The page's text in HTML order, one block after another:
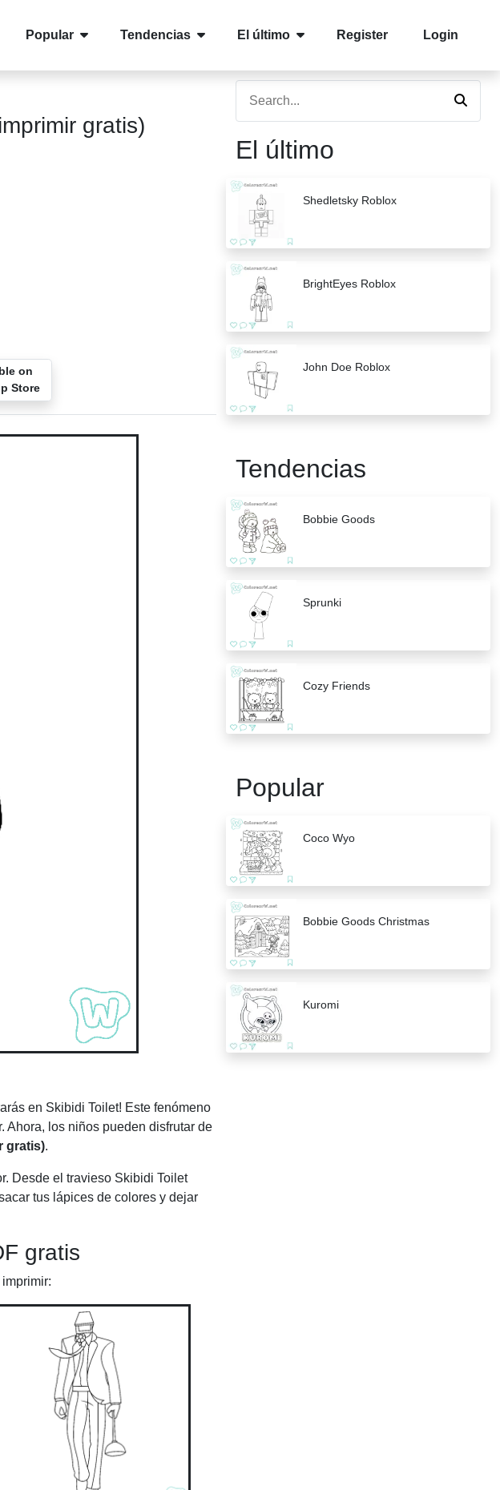
Popular Tendencias El último Register Login
gratis)
on
Store
en Skibidi Toilet! Este fenómeno
Ahora, los niños pueden disfrutar de
gratis).
Desde el travieso Skibidi Toilet
tus lápices de colores y dejar
gratis
El último
Shedletsky Roblox
BrightEyes Roblox
John Doe Roblox
Tendencias
Bobbie Goods
Sprunki
Cozy Friends
Popular
Coco Wyo
Bobbie Goods Christmas
Kuromi